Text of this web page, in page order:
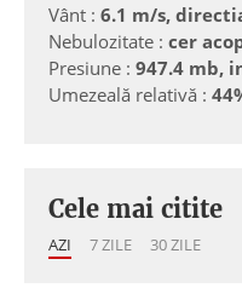
Vânt : 6.1 m/s,
Nebulozitate : cer
Presiune : 947.4 mb,
Umezeală relativă :
Cele mai citite
AZI 7 ZILE 30 ZILE